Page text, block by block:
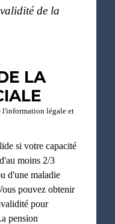
de la
LA
l'information légale et
si votre capacité
moins 2/3
d'une maladie
pouvez obtenir
pour
pension